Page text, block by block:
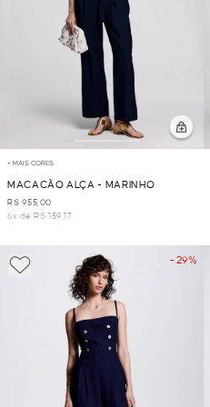
+ MAIS CORES
MACACÃO ALÇA - MARINHO
R$ 955,00
6x de R$ 159,17
- 29%